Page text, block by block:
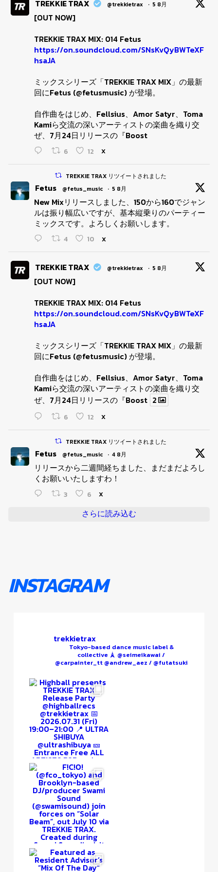
TREKKIE TRAX @trekkietrax · 5 8月
[OUT NOW]
TREKKIE TRAX MIX: 014 Fetus
https://on.soundcloud.com/SNsKvQyBWTeXF
hsaJA
ミックスシリーズ「TREKKIE TRAX MIX」の最新
回にFetus (@fetusmusic) が登場。
自作曲をはじめ、Fellsius、Amor Satyr、Toma
Kamiら交流の深いアーティストの楽曲を織り交
ぜ、7月24日リリースの『Boost
6 12 X
TREKKIE TRAX リツイートされました
Fetus @fetus_music · 5 8月
New Mixリリースしました、150から160でジャン
ルは振り幅広いですが、基本縦乗りのパーティー
ミックスです。よろしくお願いします。
4 10 X
TREKKIE TRAX @trekkietrax · 5 8月
[OUT NOW]
TREKKIE TRAX MIX: 014 Fetus
https://on.soundcloud.com/SNsKvQyBWTeXF
hsaJA
ミックスシリーズ「TREKKIE TRAX MIX」の最新
回にFetus (@fetusmusic) が登場。
自作曲をはじめ、Fellsius、Amor Satyr、Toma
Kamiら交流の深いアーティストの楽曲を織り交
ぜ、7月24日リリースの『Boost 2
6 12 X
TREKKIE TRAX リツイートされました
Fetus @fetus_music · 4 8月
リリースから二週間経ちました、まだまだよろし
くお願いいたしますわ！
3 6 X
さらに読み込む
INSTAGRAM
trekkietrax
Tokyo-based dance music label &
collective 🗼 @seimeikawai /
@carpainter_tt@andrew_aez / @futatsuki